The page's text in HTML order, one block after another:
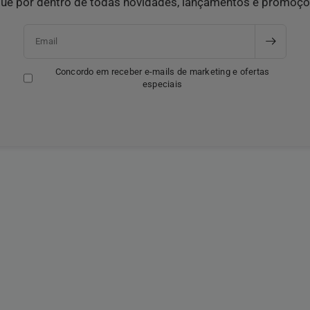
Email
Concordo em receber e-mails de marketing e ofertas
especiais